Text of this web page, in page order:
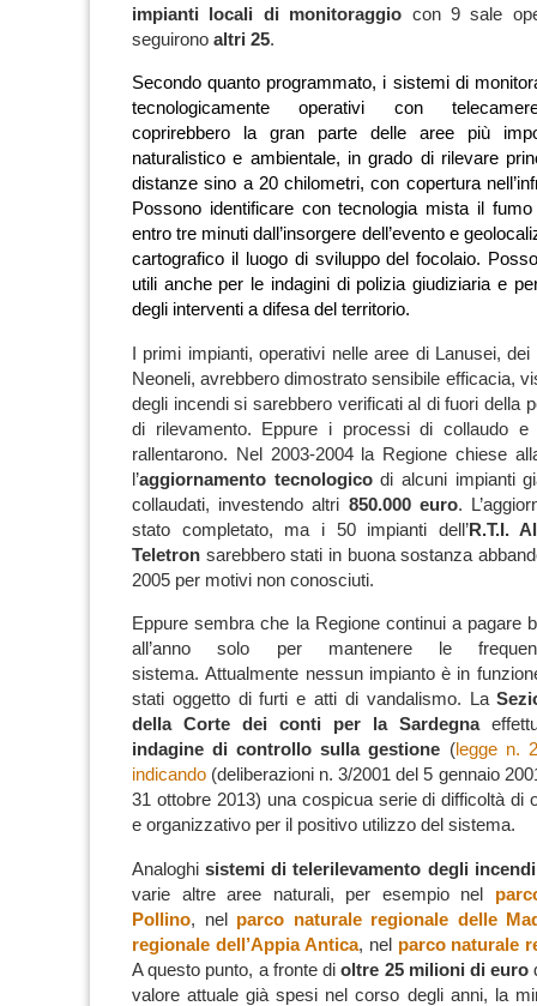
impianti locali di monitoraggio con 9 sale
seguirono altri 25.
Secondo quanto programmato, i sistemi di
tecnologicamente operativi con
coprirebbero la gran parte delle aree più
naturalistico e ambientale, in grado di rilevare
distanze sino a 20 chilometri, con copertura
Possono identificare con tecnologia mista il
entro tre minuti dall’insorgere dell’evento e
cartografico il luogo di sviluppo del focolaio.
utili anche per le indagini di polizia giudiziaria e
degli interventi a difesa del territorio.
I primi impianti, operativi nelle aree di Lanusei,
Neoneli, avrebbero dimostrato sensibile efficacia,
degli incendi si sarebbero verificati al di fuori della
di rilevamento. Eppure i processi di collaudo
rallentarono.
Nel 2003-2004 la Regione chiese
l’aggiornamento tecnologicodi alcuni impianti
collaudati, investendo altri 850.000 euro.
stato completato, ma i 50 impianti dell’R.T.I.
Teletron sarebbero stati in buona sostanza
2005 per motivi non conosciuti.
Eppure sembra che la Regione continui a pagare
all’anno solo per mantenere le
sistema.Attualmente nessun impianto è in
stati oggetto di furti e atti di vandalismo.
La
della Corte dei conti per la Sardegna
indagine di controllo sulla gestione (legge n.
indicando (deliberazioni n. 3/2001 del 5 gennaio
31 ottobre 2013) una cospicua serie di difficoltà di
e organizzativo per il positivo utilizzo del sistema.
Analoghisistemi di telerilevamento degli incendi
varie altre aree naturali, per esempio nel
Pollino, nel parco naturale regionale delle
regionale dell’Appia Antica, nel parco naturale
A questo punto, a fronte dioltre 25 milioni di euro
valore attuale già spesi nel corso degli anni, la